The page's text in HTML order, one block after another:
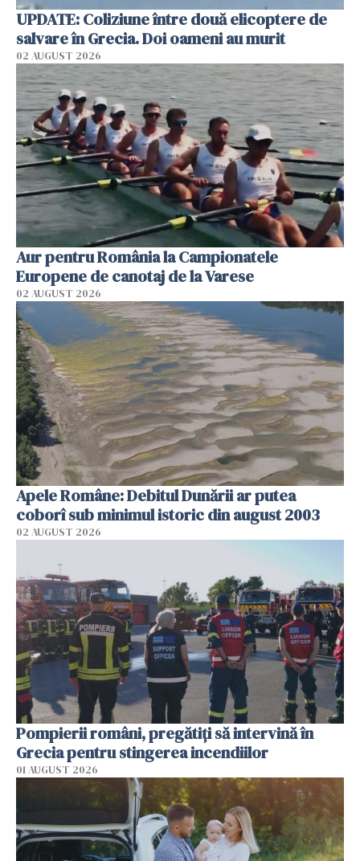
UPDATE: Coliziune între două elicoptere de
salvare în Grecia. Doi oameni au murit
02 AUGUST 2026
Aur pentru România la Campionatele
Europene de canotaj de la Varese
02 AUGUST 2026
Apele Române: Debitul Dunării ar putea
coborî sub minimul istoric din august 2003
02 AUGUST 2026
Pompierii români, pregătiţi să intervină în
Grecia pentru stingerea incendiilor
01 AUGUST 2026